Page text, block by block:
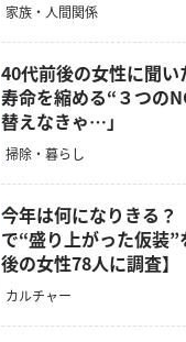
家族・人間関係
40代前後の女性に聞
寿命を縮める“３つの
替えなきゃ…」
掃除・暮らし
今年は何になりきる？
で“盛り上がった仮装
後の女性78人に調査】
カルチャー